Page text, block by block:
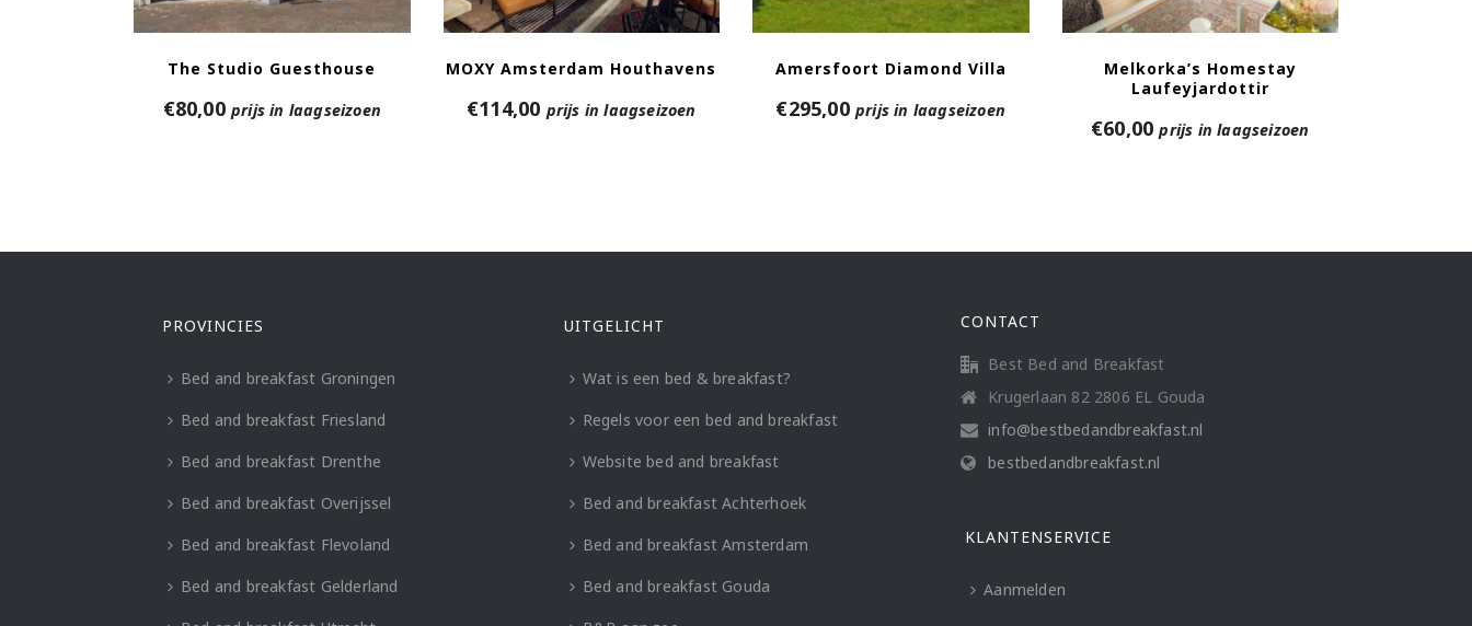
The Studio Guesthouse
€80,00 prijs in laagseizoen
MOXY Amsterdam Houthavens
€114,00 prijs in laagseizoen
Amersfoort Diamond Villa
€295,00 prijs in laagseizoen
Melkorka’s Homestay
Laufeyjardottir
€60,00 prijs in laagseizoen
PROVINCIES
Bed and breakfast Groningen
Bed and breakfast Friesland
Bed and breakfast Drenthe
Bed and breakfast Overijssel
Bed and breakfast Flevoland
Bed and breakfast Gelderland
UITGELICHT
Wat is een bed & breakfast?
Regels voor een bed and breakfast
Website bed and breakfast
Bed and breakfast Achterhoek
Bed and breakfast Amsterdam
Bed and breakfast Gouda
CONTACT
Best Bed and Breakfast
Krugerlaan 82 2806 EL Gouda
info@bestbedandbreakfast.nl
bestbedandbreakfast.nl
KLANTENSERVICE
Aanmelden